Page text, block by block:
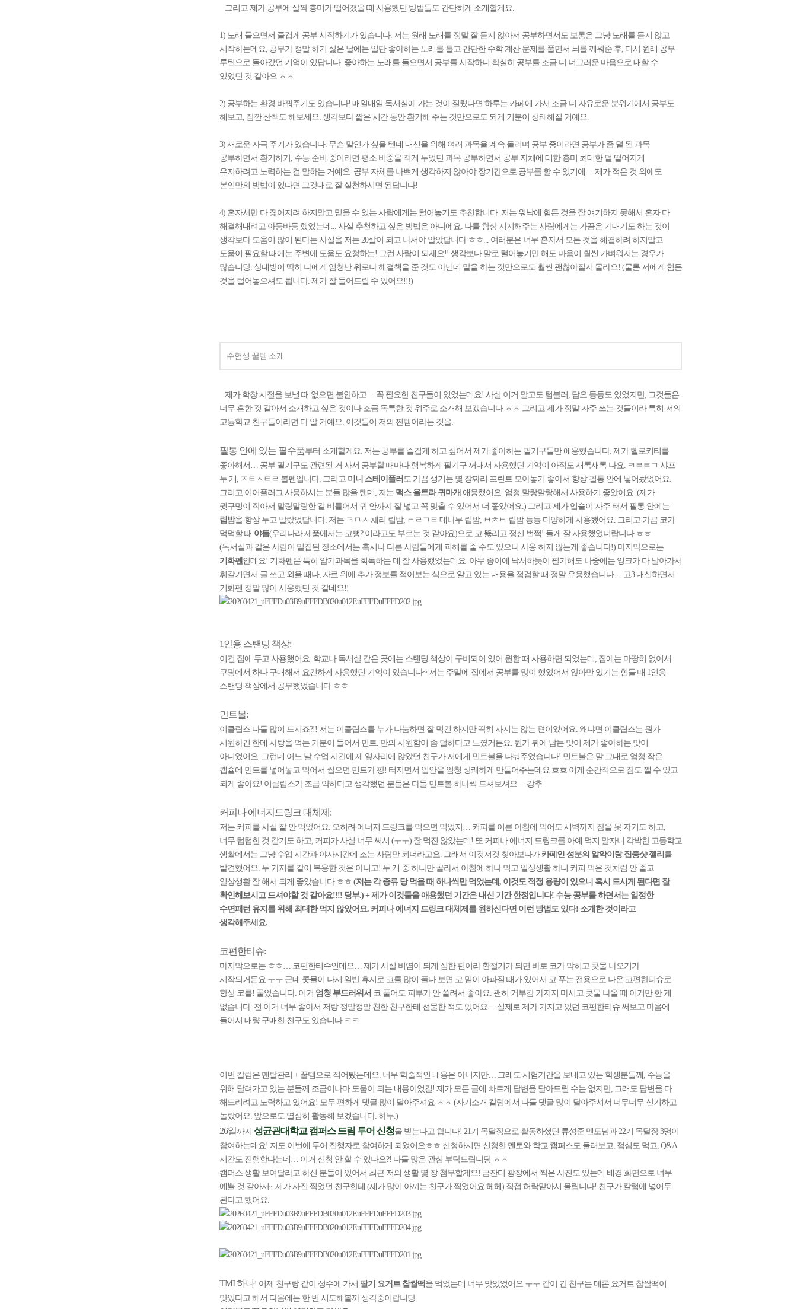
그리고 제가 공부에 살짝 흥미가 떨어졌을 때 사용했던 방법들도 간단하게 소개할게요.
1) 노래 들으면서 즐겁게 공부 시작하기가 있습니다. 저는 원래 노래를 정말 잘 듣지 않아서 공부하면서도 보통은 그냥 노래를 듣지 않고
시작하는데요, 공부가 정말 하기 싫은 날에는 일단 좋아하는 노래를 틀고 간단한 수학 계산 문제를 풀면서 뇌를 깨워준 후, 다시 원래 공부
루틴으로 돌아갔던 기억이 있답니다. 좋아하는 노래를 들으면서 공부를 시작하니 확실히 공부를 조금 더 너그러운 마음으로 대할 수
있었던 것 같아요 ㅎㅎ
2) 공부하는 환경 바꿔주기도 있습니다! 매일매일 독서실에 가는 것이 질렸다면 하루는 카페에 가서 조금 더 자유로운 분위기에서 공부도
해보고, 잠깐 산책도 해보세요. 생각보다 짧은 시간 동안 환기해 주는 것만으로도 되게 기분이 상쾌해질 거예요.
3) 새로운 자극 주기가 있습니다. 무슨 말인가 싶을 텐데 내신을 위해 여러 과목을 계속 돌리며 공부 중이라면 공부가 좀 덜 된 과목
공부하면서 환기하기, 수능 준비 중이라면 평소 비중을 적게 두었던 과목 공부하면서 공부 자체에 대한 흥미 최대한 덜 떨어지게
유지하려고 노력하는 걸 말하는 거예요. 공부 자체를 나쁘게 생각하지 않아야 장기간으로 공부를 할 수 있기에… 제가 적은 것 외에도
본인만의 방법이 있다면 그것대로 잘 실천하시면 된답니다!
4) 혼자서만 다 짊어지려 하지말고 믿을 수 있는 사람에게는 털어놓기도 추천합니다. 저는 워낙에 힘든 것을 잘 얘기하지 못해서 혼자 다
해결해내려고 아등바등 했었는데... 사실 추천하고 싶은 방법은 아니에요. 나를 항상 지지해주는 사람에게는 가끔은 기대기도 하는 것이
생각보다 도움이 많이 된다는 사실을 저는 20살이 되고 나서야 알았답니다 ㅎㅎ... 여러분은 너무 혼자서 모든 것을 해결하려 하지말고
도움이 필요할 때에는 주변에 도움도 요청하는! 그런 사람이 되세요!! 생각보다 말로 털어놓기만 해도 마음이 훨씬 가벼워지는 경우가
많습니당. 상대방이 딱히 나에게 엄청난 위로나 해결책을 준 것도 아닌데 말을 하는 것만으로도 훨씬 괜찮아질지 몰라요! (물론 저에게 힘든
것을 털어놓으셔도 됩니다. 제가 잘 들어드릴 수 있어요!!!)
수험생 꿀템 소개
제가 학창 시절을 보낼 때 없으면 불안하고… 꼭 필요한 친구들이 있었는데요! 사실 이거 말고도 텀블러, 담요 등등도 있었지만, 그것들은
너무 흔한 것 같아서 소개하고 싶은 것이나 조금 독특한 것 위주로 소개해 보겠습니다 ㅎㅎ 그리고 제가 정말 자주 쓰는 것들이라 특히 저의
고등학교 친구들이라면 다 알 거예요. 이것들이 저의 찐템이라는 것을.
필통 안에 있는 필수품부터 소개할게요. 저는 공부를 즐겁게 하고 싶어서 제가 좋아하는 필기구들만 애용했습니다. 제가 헬로키티를
좋아해서… 공부 필기구도 관련된 거 사서 공부할 때마다 행복하게 필기구 꺼내서 사용했던 기억이 아직도 새록새록 나요. ㅋㄹㅌㄱ 샤프
두 개, ㅈㅌㅅㅌㄹ 볼펜입니다. 그리고 미니 스테이플러 도 가끔 생기는 몇 장짜리 프린트 모아놓기 좋아서 항상 필통 안에 넣어놨었어요.
그리고 이어플러그 사용하시는 분들 많을 텐데, 저는 맥스 울트라 귀마개 애용했어요. 엄청 말랑말랑해서 사용하기 좋았어요. (제가
귓구멍이 작아서 말랑말랑한 걸 비틀어서 귀 안까지 잘 넣고 꼭 맞출 수 있어서 더 좋았어요.) 그리고 제가 입술이 자주 터서 필통 안에는
립밤을 항상 두고 발랐었답니다. 저는 ㅋㅁㅅ 체리 립밤, ㅂㄹㄱㄹ 대나무 립밤, ㅂㅊㅂ 립밤 등등 다양하게 사용했어요. 그리고 가끔 코가
먹먹할 때 야돔(우리나라 제품에서는 코뻥? 이라고도 부르는 것 같아요)으로 코 뚫리고 정신 번쩍! 들게 잘 사용했었더랍니다 ㅎㅎ
(독서실과 같은 사람이 밀집된 장소에서는 혹시나 다른 사람들에게 피해를 줄 수도 있으니 사용 하지 않는게 좋습니다!) 마지막으로는
기화펜인데요! 기화펜은 특히 암기과목을 회독하는 데 잘 사용했었는데요. 아무 종이에 낙서하듯이 필기해도 나중에는 잉크가 다 날아가서
휘갈기면서 글 쓰고 외울 때나, 자료 위에 추가 정보를 적어보는 식으로 알고 있는 내용을 점검할 때 정말 유용했습니다… 고3 내신하면서
기화펜 정말 많이 사용했던 것 같네요!!
1인용 스탠딩 책상:
이건 집에 두고 사용했어요. 학교나 독서실 같은 곳에는 스탠딩 책상이 구비되어 있어 원할 때 사용하면 되었는데, 집에는 마땅히 없어서
쿠팡에서 하나 구매해서 요긴하게 사용했던 기억이 있습니다~ 저는 주말에 집에서 공부를 많이 했었어서 앉아만 있기는 힘들 때 1인용
스탠딩 책상에서 공부했었습니다 ㅎㅎ
민트볼:
이클립스 다들 많이 드시죠?!! 저는 이클립스를 누가 나눔하면 잘 먹긴 하지만 딱히 사지는 않는 편이었어요. 왜냐면 이클립스는 뭔가
시원하긴 한데 사탕을 먹는 기분이 들어서 민트. 만의 시원함이 좀 덜하다고 느꼈거든요. 뭔가 뒤에 남는 맛이 제가 좋아하는 맛이
아니었어요. 그런데 어느 날 수업 시간에 제 옆자리에 앉았던 친구가 저에게 민트볼을 나눠주었습니다! 민트볼은 말 그대로 엄청 작은
캡슐에 민트를 넣어놓고 먹어서 씹으면 민트가 팡! 터지면서 입안을 엄청 상쾌하게 만들어주는데요 흐흐 이게 순간적으로 잠도 깰 수 있고
되게 좋아요! 이클립스가 조금 약하다고 생각했던 분들은 다들 민트볼 하나씩 드셔보셔요… 강추.
커피나 에너지드링크 대체제:
저는 커피를 사실 잘 안 먹었어요. 오히려 에너지 드링크를 먹으면 먹었지… 커피를 이른 아침에 먹어도 새벽까지 잠을 못 자기도 하고,
너무 텁텁한 것 같기도 하고, 커피가 사실 너무 써서 (ㅜㅜ) 잘 먹진 않았는데! 또 커피나 에너지 드링크를 아예 먹지 말자니 각박한 고등학교
생활에서는 그냥 수업 시간과 야자시간에 조는 사람만 되더라고요. 그래서 이것저것 찾아보다가 카페인 성분의 알약이랑 집중샷 젤리 를
발견했어요. 두 가지를 같이 복용한 것은 아니고! 두 개 중 하나만 골라서 아침에 하나 먹고 일상생활 하니 커피 먹은 것처럼 안 졸고
일상생활 잘 해서 되게 좋았습니다 ㅎㅎ (저는 각 종류 당 먹을 때 하나씩만 먹었는데, 이것도 적정 용량이 있으니 혹시 드시게 된다면 잘
확인해보시고 드셔야할 것 같아요!!!! 당부.) + 제가 이것들을 애용했던 기간은 내신 기간 한정입니다! 수능 공부를 하면서는 일정한
수면패턴 유지를 위해 최대한 먹지 않았어요. 커피나 에너지 드링크 대체제를 원하신다면 이런 방법도 있다! 소개한 것이라고
생각해주세요.
코편한티슈:
마지막으로는 ㅎㅎ… 코편한티슈인데요… 제가 사실 비염이 되게 심한 편이라 환절기가 되면 바로 코가 막히고 콧물 나오기가
시작되거든요 ㅜㅜ 근데 콧물이 나서 일반 휴지로 코를 많이 풀다 보면 코 밑이 아파질 때가 있어서 코 푸는 전용으로 나온 코편한티슈로
항상 코를! 풀었습니다. 이거 엄청 부드러워서 코 풀어도 피부가 안 쓸려서 좋아요. 괜히 거부감 가지지 마시고 콧물 나올 때 이거만 한 게
없습니다. 전 이거 너무 좋아서 저랑 정말정말 친한 친구한테 선물한 적도 있어요… 실제로 제가 가지고 있던 코편한티슈 써보고 마음에
들어서 대량 구매한 친구도 있습니다 ㅋㅋ
이번 칼럼은 멘탈관리 + 꿀템으로 적어봤는데요. 너무 학술적인 내용은 아니지만… 그래도 시험기간을 보내고 있는 학생분들께, 수능을
위해 달려가고 있는 분들께 조금이나마 도움이 되는 내용이었길! 제가 모든 글에 빠르게 답변을 달아드릴 수는 없지만, 그래도 답변을 다
해드리려고 노력하고 있어요! 모두 편하게 댓글 많이 달아주셔요 ㅎㅎ (자기소개 칼럼에서 다들 댓글 많이 달아주셔서 너무너무 신기하고
놀랐어요. 앞으로도 열심히 활동해 보겠습니다. 하투.)
26일까지 성균관대학교 캠퍼스 드림 투어 신청을 받는다고 합니다! 21기 목달장으로 활동하셨던 류성준 멘토님과 22기 목달장 3명이
참여하는데요! 저도 이번에 투어 진행자로 참여하게 되었어요ㅎㅎ 신청하시면 신청한 멘토와 학교 캠퍼스도 둘러보고, 점심도 먹고, Q&A
시간도 진행한다는데… 이거 신청 안 할 수 있나요?! 다들 많은 관심 부탁드립니당 ㅎㅎ
캠퍼스 생활 보여달라고 하신 분들이 있어서 최근 저의 생활 몇 장 첨부할게요! 금잔디 광장에서 찍은 사진도 있는데 배경 화면으로 너무
예쁠 것 같아서~ 제가 사진 찍었던 친구한테 (제가 많이 아끼는 친구가 찍었어요 헤헤) 직접 허락맡아서 올립니다! 친구가 칼럼에 넣어두
된다고 했어요.
TMI 하나! 어제 친구랑 같이 성수에 가서 딸기 요거트 찹쌀떡 을 먹었는데 너무 맛있었어요 ㅜㅜ 같이 간 친구는 메론 요거트 찹쌀떡이
맛있다고 해서 다음에는 한 번 시도해볼까 생각중이랍니당